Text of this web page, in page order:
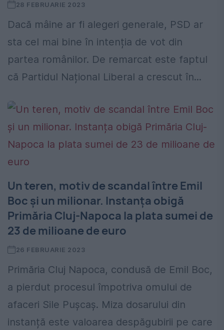
28 FEBRUARIE 2023
Dacă mâine ar fi alegeri generale, PSD ar
sta cel mai bine în intenția de vot din
partea românilor. De remarcat este faptul
că Partidul Național Liberal a crescut în...
Un teren, motiv de scandal între Emil
Boc și un milionar. Instanța obigă
Primăria Cluj-Napoca la plata sumei de
23 de milioane de euro
26 FEBRUARIE 2023
Primăria Cluj Napoca, condusă de Emil Boc,
a pierdut procesul împotriva omului de
afaceri Sile Pușcaș. Miza dosarului din
instanță este valoarea despăgubirii pe care